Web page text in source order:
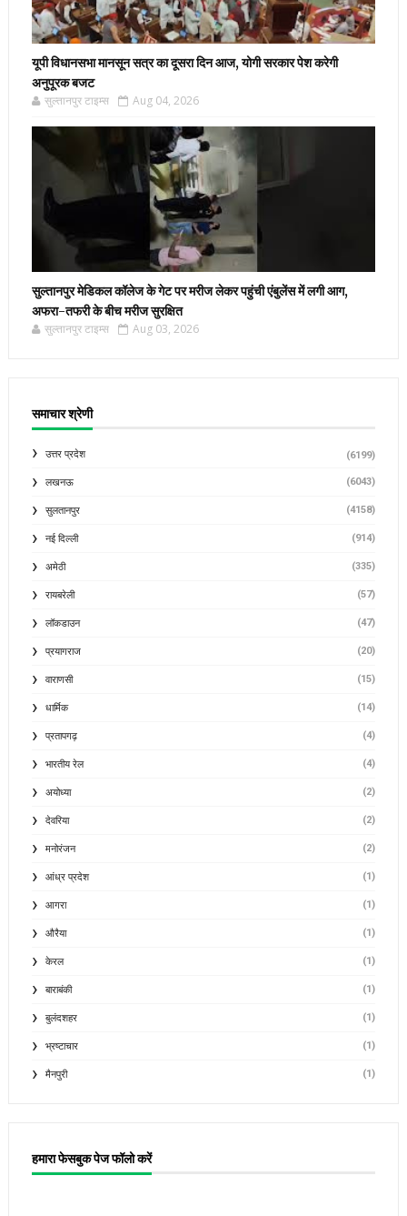
यूपी विधानसभा मानसून सत्र का दूसरा दिन आज, योगी सरकार पेश करेगी
अनुपूरक बजट
सुल्तानपुर टाइम्स Aug 04, 2026
सुल्तानपुर मेडिकल कॉलेज के गेट पर मरीज लेकर पहुंची एंबुलेंस में लगी आग,
अफरा-तफरी के बीच मरीज सुरक्षित
सुल्तानपुर टाइम्स Aug 03, 2026
समाचार श्रेणी
उत्तर प्रदेश (6199)
लखनऊ (6043)
सुलतानपुर (4158)
नई दिल्ली (914)
अमेठी (335)
रायबरेली (57)
लॉकडाउन (47)
प्रयागराज (20)
वाराणसी (15)
धार्मिक (14)
प्रतापगढ़ (4)
भारतीय रेल (4)
अयोध्या (2)
देवरिया (2)
मनोरंजन (2)
आंध्र प्रदेश (1)
आगरा (1)
औरैया (1)
केरल (1)
बाराबंकी (1)
बुलंदशहर (1)
भ्रष्टाचार (1)
मैनपुरी (1)
हमारा फेसबुक पेज फॉलो करें